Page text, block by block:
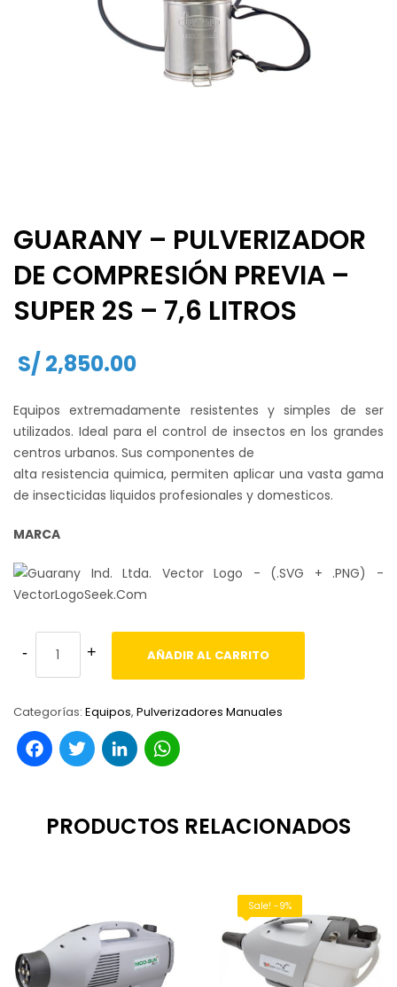
GUARANY – PULVERIZADOR
DE COMPRESIÓN PREVIA –
SUPER 2S – 7,6 LITROS
S/ 2,850.00
Equipos extremadamente resistentes y simples de ser
utilizados. Ideal para el control de insectos en los grandes
centros urbanos. Sus componentes de
alta resistencia quimica, permiten aplicar una vasta gama
de insecticidas liquidos profesionales y domesticos.
MARCA
AÑADIR AL CARRITO
Categorías: Equipos, Pulverizadores Manuales
Facebook
TwitterLinkedIn
PRODUCTOS RELACIONADOS
Sale! -9%